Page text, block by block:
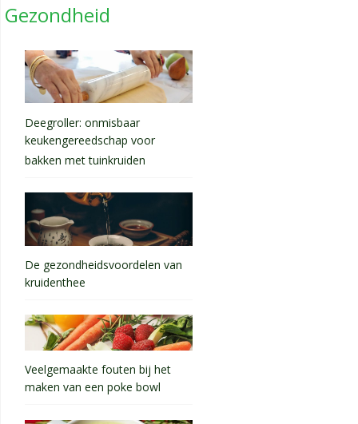
Gezondheid
Deegroller: onmisbaar
keukengereedschap voor
bakken met tuinkruiden
De gezondheidsvoordelen van
kruidenthee
Veelgemaakte fouten bij het
maken van een poke bowl